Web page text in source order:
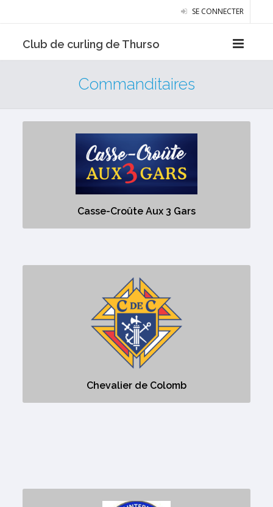
SE CONNECTER
Club de curling de Thurso
Commanditaires
Casse-Croûte Aux 3 Gars
Casse-Croûte Aux 3 Gars
Aucune description
Chevalier de Colomb
Chevalier de Colomb
Aucune description